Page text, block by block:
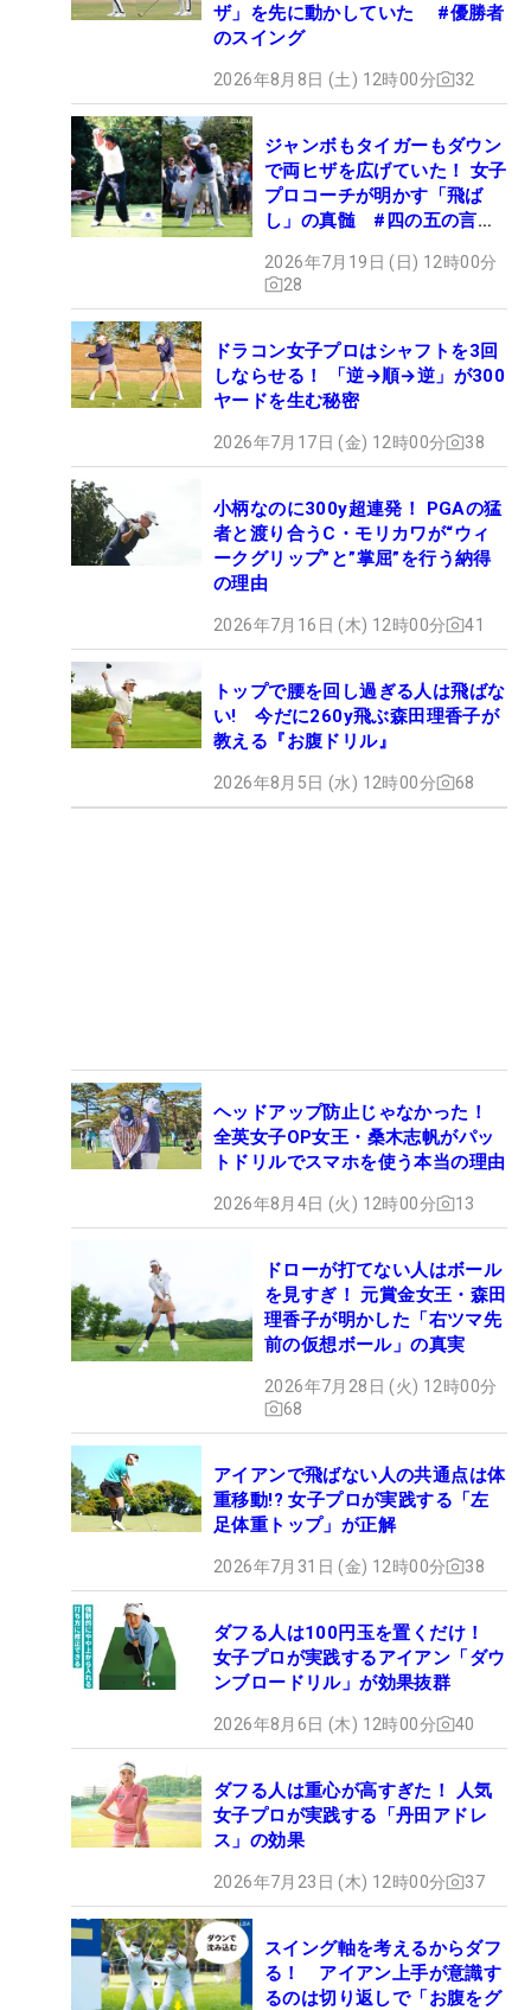
ザ」を先に動かしていた #優勝者
のスイング
2026年8月8日 (土) 12時00分 32
ジャンボもタイガーもダウン
で両ヒザを広げていた！ 女子
プロコーチが明かす「飛ば
し」の真髄 #四の五の言わ
2026年7月19日 (日) 12時00分
28
ドラコン女子プロはシャフトを3回
しならせる！ 「逆→順→逆」が300
ヤードを生む秘密
2026年7月17日 (金) 12時00分 38
小柄なのに300y超連発！ PGAの猛
者と渡り合うC・モリカワが“ウィ
ークグリップ”と”掌屈”を行う納得
の理由
2026年7月16日 (木) 12時00分 41
トップで腰を回し過ぎる人は飛ばな
い! 今だに260y飛ぶ森田理香子が
教える『お腹ドリル』
2026年8月5日 (水) 12時00分 68
ヘッドアップ防止じゃなかった！
全英女子OP女王・桑木志帆がパッ
トドリルでスマホを使う本当の理由
2026年8月4日 (火) 12時00分 13
ドローが打てない人はボール
を見すぎ！ 元賞金女王・森田
理香子が明かした「右ツマ先
前の仮想ボール」の真実
2026年7月28日 (火) 12時00分
68
アイアンで飛ばない人の共通点は体
重移動!? 女子プロが実践する「左
足体重トップ」が正解
2026年7月31日 (金) 12時00分 38
ダフる人は100円玉を置くだけ！
女子プロが実践するアイアン「ダウ
ンブロードリル」が効果抜群
2026年8月6日 (木) 12時00分 40
ダフる人は重心が高すぎた！ 人気
女子プロが実践する「丹田アドレ
ス」の効果
2026年7月23日 (木) 12時00分 37
スイング軸を考えるからダフ
る！ アイアン上手が意識す
るのは切り返しで「お腹をグ